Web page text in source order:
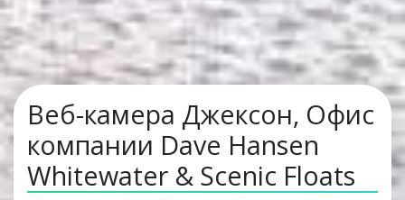
Веб-камера Джексон, Офис
компании Dave Hansen
Whitewater & Scenic Floats